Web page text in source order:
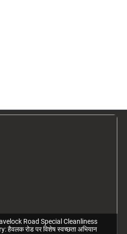
Road Special Cleanliness
रोड पर विशेष स्वच्छता अभियान